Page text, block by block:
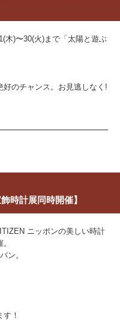
木)〜30(火)まで「太陽と遊ぶ
のチャンス。お見逃しなく!
時計展同時開催】
ニッポンの美しい時計
ン。
！